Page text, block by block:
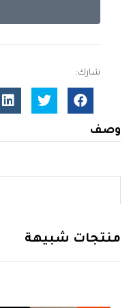
شارك:
وصف
منتجات شبيهة